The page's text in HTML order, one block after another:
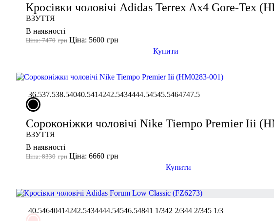
Кросівки чоловічі Adidas Terrex Ax4 Gore-Tex
ВЗУТТЯ
В наявності
грн
Ціна: 7470 грн
Ціна: 5600
Купити
36.537.538.54040.5414242.5434444.54545.5464747.5
Сороконіжки чоловічі Nike Tiempo Premier Iii
ВЗУТТЯ
В наявності
грн
Ціна: 8330 грн
Ціна: 6660
Купити
40.54640414242.5434444.54546.54841 1/342 2/344 2/345 1/3